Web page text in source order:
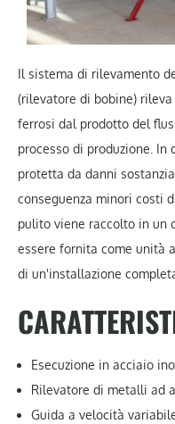
Il sistema di rilevamento
(rilevatore di bobine)
ferrosi dal prodotto del
processo di produzione. In
protetta da danni
conseguenza minori costi
pulito viene raccolto in un
essere fornita come unità
di un'installazione
Esecuzione in acciaio
Rilevatore di metalli ad
Guida a velocità